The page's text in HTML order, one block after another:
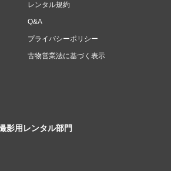
レンタル規約
Q&A
プライバシーポリシー
古物営業法に基づく表示
影用レンタル部門